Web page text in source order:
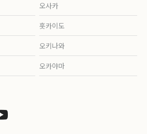
오사카
홋카이도
오키나와
오카야마